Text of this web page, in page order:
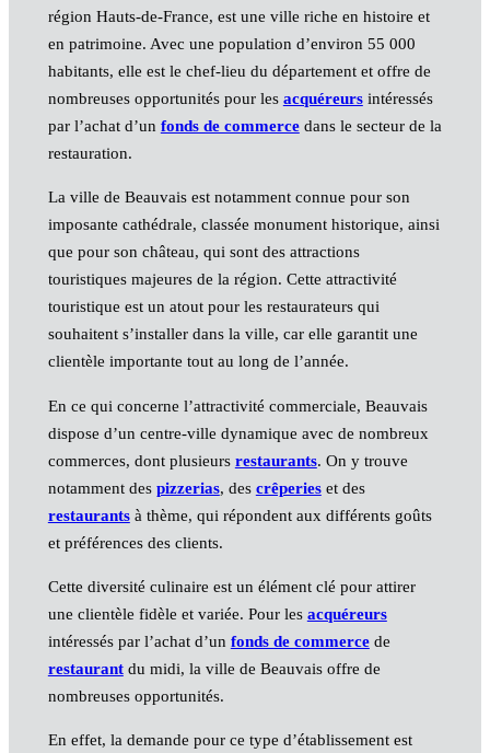
région Hauts-de-France, est une ville riche en histoire et
en patrimoine. Avec une population d’environ 55 000
habitants, elle est le chef-lieu du département et offre de
nombreuses opportunités pour les acquéreursintéressés
par l’achat d’un fonds de commercedans le secteur de la
restauration.
La ville de Beauvais est notamment connue pour son
imposante cathédrale, classée monument historique, ainsi
que pour son château, qui sont des attractions
touristiques majeures de la région. Cette attractivité
touristique est un atout pour les restaurateurs qui
souhaitent s’installer dans la ville, car elle garantit une
clientèle importante tout au long de l’année.
En ce qui concerne l’attractivité commerciale, Beauvais
dispose d’un centre-ville dynamique avec de nombreux
commerces, dont plusieurs restaurants. On y trouve
notamment des pizzerias, des crêperieset des
restaurantsà thème, qui répondent aux différents goûts
et préférences des clients.
Cette diversité culinaire est un élément clé pour attirer
une clientèle fidèle et variée. Pour les acquéreurs
intéressés par l’achat d’un fonds de commercede
restaurantdu midi, la ville de Beauvais offre de
nombreuses opportunités.
En effet, la demande pour ce type d’établissement est